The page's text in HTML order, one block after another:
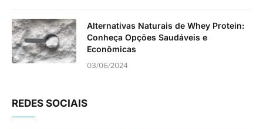
Alternativas Naturais de Whey Protein:
Conheça Opções Saudáveis e
Econômicas
03/06/2024
REDES SOCIAIS